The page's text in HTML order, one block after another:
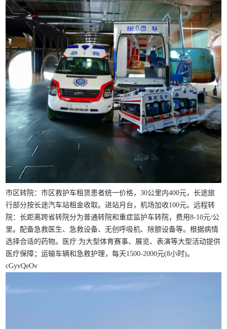
市区转院：市区救护车租赁患者统一价格，30公里内400元，长途旅
行部分按长途汽车站租金收取。进站月台，机场加收100元。远程转
院：长距离跨省转院分为普通转院和重症监护车转院，费用8-10元/公
里。配备急救医生、急救设备、无创呼吸机、除颤设备等。根据病情
选择合适的药物。医疗:为大型体育赛事、展览、表演等大型活动提供
医疗保障；运输车辆和急救护理，每天1500-2000元(8小时)。
cGyvQeOv